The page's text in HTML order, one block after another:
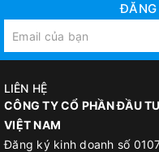
ĐĂNG
LIÊN HỆ
CÔNG TY CỔ PHẦN ĐẦU
VIỆT NAM
Đăng ký kinh doanh số